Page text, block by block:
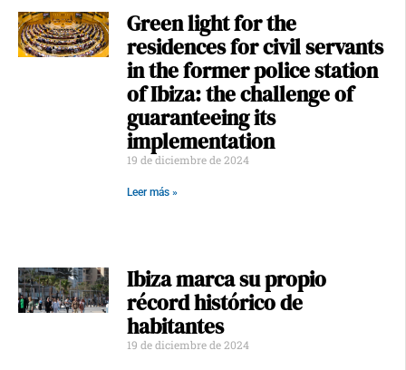
Green light for the
residences for civil servants
in the former police station
of Ibiza: the challenge of
guaranteeing its
implementation
19 de diciembre de 2024
Leer más »
Ibiza marca su propio
récord histórico de
habitantes
19 de diciembre de 2024